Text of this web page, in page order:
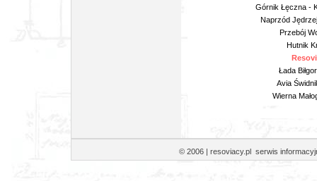
Górnik Łęczna -
Naprzód
Przebój
Hutnik
Łada
Avia
Wierna
© 2006 | resoviacy.pl serwis